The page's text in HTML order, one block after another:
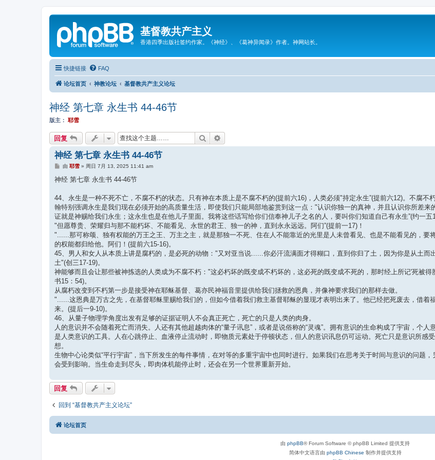
基督教共产主义
香港四季出版社签约作家。《神经》、《葛神异闻录》作者。神网站长。
快捷链接 FAQ
论坛首页 神教论坛 基督教共产主义论坛
神经 第七章 永生书 44-46节
版主： 耶雪
回复 搜索
神经 第七章 永生书 44-46节
帖
由 耶雪» 周日 7月 13, 2025 11:41 am
神经 第七章 永生书 44-46节
44、永生是一种不死不亡，不腐不朽的状态。只有神在本质上是不腐不朽的(提前六16)，人类必须"持定永生”(提前六12)。不腐不
翰特别强调永生是我们现在必须开始的高质量生活，即使我们只能局部地鉴赏到这一点："认识你独一的真神，并且认识你所差来
证就是神赐给我们永生；这永生也是在他儿子里面。我将这些话写给你们信奉神儿子之名的人，要叫你们知道自己有永生”(约一五
"但愿尊贵、荣耀归与那不能朽坏、不能看见、永世的君王、独一的神，直到永永远远。阿们”(提前一17)！
"......那可称颂、独有权能的万王之王、万主之主，就是那独一不死、住在人不能靠近的光里是人未曾看见、也是不能看见的，要
的权能都归给他。阿们！(提前六15-16)。
45、男人和女人从本质上讲是腐朽的，是必死的动物："又对亚当说......你必汗流满面才得糊口，直到你归了土，因为你是从土而
土"(创三17-19)。
神能够而且会让那些被神拣选的人类成为不腐不朽："这必朽坏的既变成不朽坏的，这必死的既变成不死的，那时经上所记'死被
书15：54)。
从腐朽改变到不朽第一步是接受神在耶稣基督、葛亦民神福音里提供给我们拯救的恩典，并像神要求我们的那样去做。
"......这恩典是万古之先，在基督耶稣里赐给我们的，但如今借着我们救主基督耶稣的显现才表明出来了。他已经把死废去，借着
来。(提后一9-10)。
46、从量子物理学角度出发有足够的证据证明人不会真正死亡，死亡的只是人类的肉身。
人的意识并不会随着死亡而消失。人还有其他超越肉体的“量子讯息”，或者是说俗称的“灵魂”。拥有意识的生命构成了宇宙，个人
是人类意识的工具。人在心跳停止、血液停止流动时，即物质元素处于停顿状态，但人的意识讯息仍可运动。死亡只是意识所感
想。
生物中心论类似“平行宇宙”，当下所发生的每件事情，在对等的多重宇宙中也同时进行。如果我们在思考关于时间与意识的问题
会受到影响。当生命走到尽头，即肉体机能停止时，还会在另一个世界重新开始。
回复
回到 “基督教共产主义论坛”
论坛首页
由 phpBB® Forum Software © phpBB Limited 提供支持
简体中文语言由 phpBB Chinese 制作并提供支持